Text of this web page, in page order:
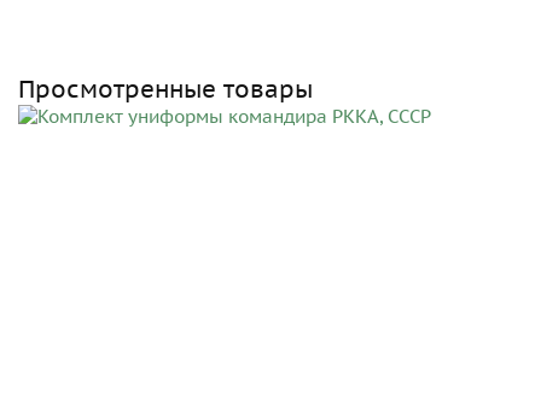
Просмотренные товары